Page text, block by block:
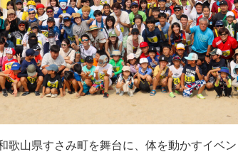
歌山県すさみ町を舞台に、体を動かすイベ